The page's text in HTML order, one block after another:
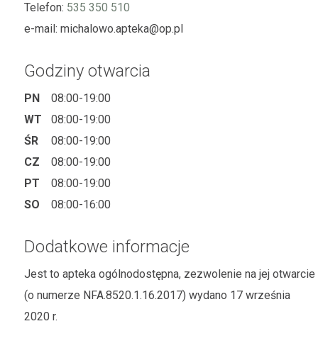
Telefon: 535 350 510
e-mail: michalowo.apteka@op.pl
Godziny otwarcia
PN
08:00-19:00
WT
08:00-19:00
ŚR
08:00-19:00
CZ
08:00-19:00
PT
08:00-19:00
SO
08:00-16:00
Dodatkowe informacje
Jest to apteka ogólnodostępna, zezwolenie na jej otwarcie
(o numerze NFA.8520.1.16.2017) wydano 17 września
2020 r.